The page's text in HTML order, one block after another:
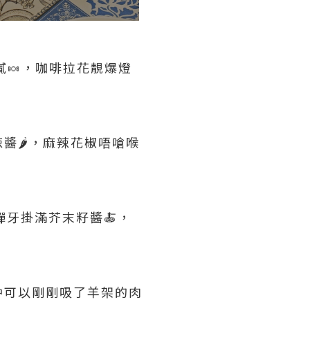
，咖啡拉花靚爆燈
🌶️，麻辣花椒唔嗆喉
掛滿芥末籽醬🍝，
以剛剛吸了羊架的肉